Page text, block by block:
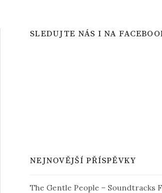
SLEDUJTE NÁS I NA
NEJNOVĚJŠÍ PŘÍSPĚVKY
The Gentle People – Soundtracks